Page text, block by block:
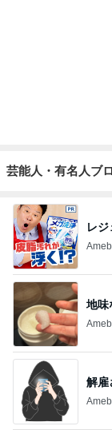
芸能人・有名人ブ
レ
地味
解雇